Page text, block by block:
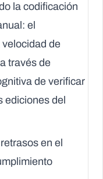
la codificación
el
de
través de
de verificar
ediciones del
en el